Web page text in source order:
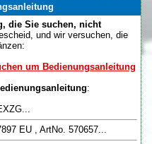
die Sie suchen, nicht
und wir versuchen, die
um Bedienungsanleitung
:
EU , ArtNo. 570657...